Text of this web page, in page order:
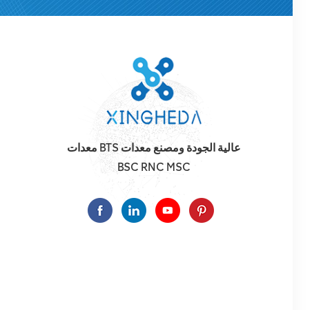
معدات BTS عالية الجودة ومصنع معدات
BSC RNC MSC